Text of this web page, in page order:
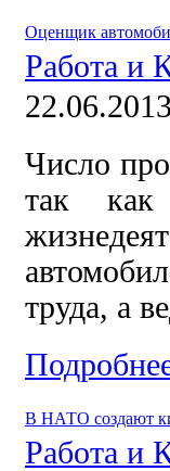
Оценщик
Работа и
Число
так как
труда, а
В НАТО создают
Работа и